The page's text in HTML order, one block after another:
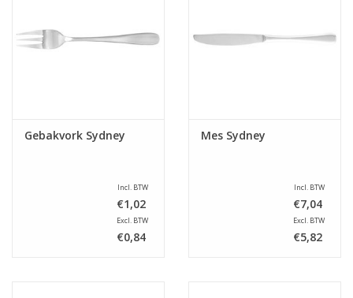
Gebakvork Sydney
Incl. BTW
€1,02
Excl. BTW
€0,84
Mes Sydney
Incl. BTW
€7,04
Excl. BTW
€5,82